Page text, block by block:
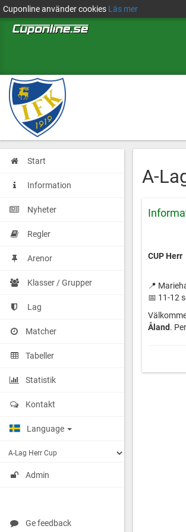
Cuponline använder cookies Läs mer
Start
Information
Nyheter
Regler
Arenor
Klasser / Grupper
Lag
Matcher
Tabeller
Statistik
Kontakt
Language
Admin
Ge feedback
A-
CUP Herr
📍
📅 11-12
Åland.